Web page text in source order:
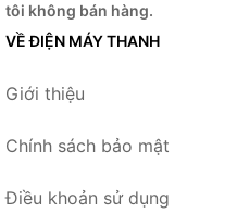
tôi không bán hàng.
VỀ ĐIỆN MÁY THANH
Giới thiệu
Chính sách bảo mật
Điều khoản sử dụng